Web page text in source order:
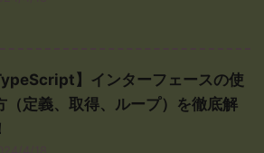
】インターフェースの使
（定義、取得、ループ）を徹底解